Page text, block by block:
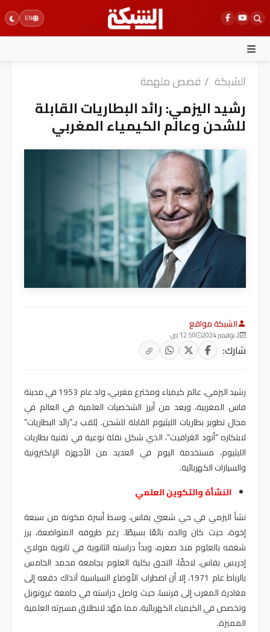
Skip
to
content
EN
الشبكة / قصص ملهمة
رشيد اليزمي: رائد البطاريات القابلة
للشحن وعالم الكيمياء المغربي
الشبكة مواقع
2 نوفمبر 2024 12:50 ص
شارك:
رشيد اليزمي، عالم كيمياء ومخترع مغربي، ولد عام 1953 في مدينة
فاس المغربية، ويعد من أبرز الشخصيات العلمية في العالم في
مجال تطوير بطاريات الليثيوم القابلة للشحن. يُلقب بـ”رائد البطاريات”
لابتكاره “أنود الغرافيت”، الذي شكل نقلة نوعية في تقنية بطاريات
الليثيوم، مستخدمة اليوم في العديد من الأجهزة الإلكترونية
والسيارات الكهربائية.
النشأة والتكوين العلمي
نشأ اليزمي في حي شعبي بفاس، وسط أسرة مكونة من سبعة
إخوة، حيث كان والده بائعًا بسيطًا. رغم ظروفه المتواضعة، برز
شغفه بالعلوم منذ صغره، وبدأ دراسته الثانوية في ثانوية مولاي
إدريس بفاس. لاحقًا، التحق بكلية العلوم بجامعة محمد الخامس
بالرباط عام 1971، إلا أن اضطراب الأوضاع السياسية آنذاك دفعه إلى
مغادرة المغرب إلى فرنسا، حيث واصل دراسته في جامعة غرونوبل
وتخصص في الكيمياء الكهربائية، مما مهّد لانطلاق مسيرته العلمية
المميزة.